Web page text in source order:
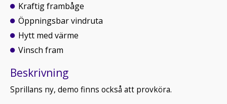
Kraftig frambåge
Öppningsbar vindruta
Hytt med värme
Vinsch fram
Beskrivning
Sprillans ny, demo finns också att provköra.